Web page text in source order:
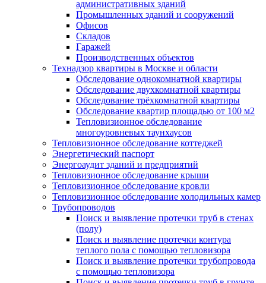
административных зданий
Промышленных зданий и сооружений
Офисов
Складов
Гаражей
Производственных объектов
Технадзор квартиры в Москве и области
Обследование однокомнатной квартиры
Обследование двухкомнатной квартиры
Обследование трёхкомнатной квартиры
Обследование квартир площадью от 100 м2
Тепловизионное обследование
многоуровневых таунхаусов
Тепловизионное обследование коттеджей
Энергетический паспорт
Энергоаудит зданий и предприятий
Тепловизионное обследование крыши
Тепловизионное обследование кровли
Тепловизионное обследование холодильных камер
Трубопроводов
Поиск и выявление протечки труб в стенах
(полу)
Поиск и выявление протечки контура
теплого пола с помощью тепловизора
Поиск и выявление протечки трубопровода
с помощью тепловизора